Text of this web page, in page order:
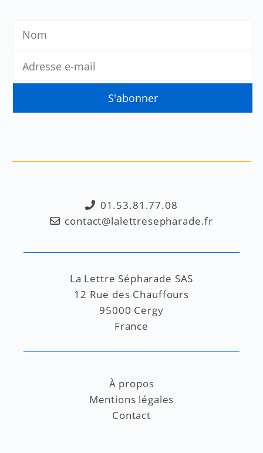
01.53.81.77.08
contact@lalettresepharade.fr
La Lettre Sépharade SAS
12 Rue des Chauffours
95000 Cergy
France
À propos
Mentions légales
Contact